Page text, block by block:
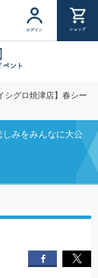
ログイン ショップ
ベント
シグロ焼津店】春シー
みをみんなに大公